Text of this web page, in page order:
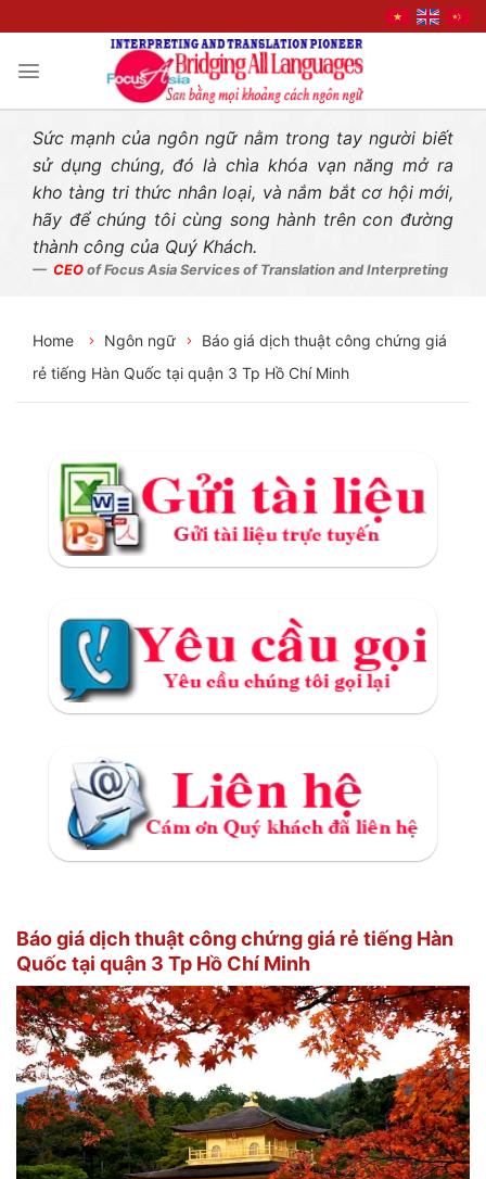
Sức mạnh của ngôn ngữ nằm trong tay người biết
sử dụng chúng, đó là chìa khóa vạn năng mở ra
kho tàng tri thức nhân loại, và nắm bắt cơ hội mới,
hãy để chúng tôi cùng song hành trên con đường
thành công của Quý Khách.
CEO of Focus Asia Services of Translation and Interpreting
Home Ngôn ngữ
Báo giá dịch thuật công chứng giá
rẻ tiếng Hàn Quốc tại quận 3 Tp Hồ Chí Minh
Báo giá dịch thuật công chứng giá rẻ tiếng Hàn
Quốc tại quận 3 Tp Hồ Chí Minh